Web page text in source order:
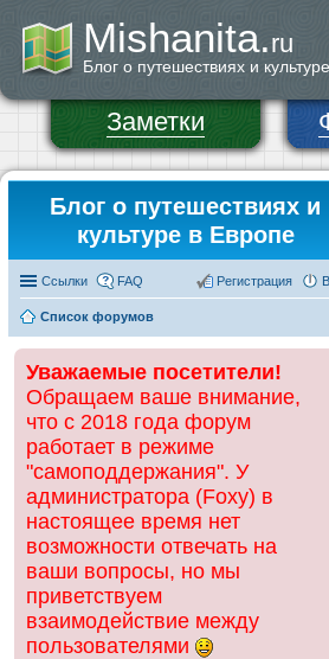
Mishanita.ru
Блог о путешествиях и
Заметки
Блог о путешествиях и
культуре в Европе
Ссылки FAQ Регистрация
Список форумов
Уважаемые посетители!
Обращаем ваше внимание,
что с 2018 года форум
работает в режиме
"самоподдержания". У
администратора (Foxy) в
настоящее время нет
возможности отвечать на
ваши вопросы, но мы
приветствуем
взаимодействие между
пользователями